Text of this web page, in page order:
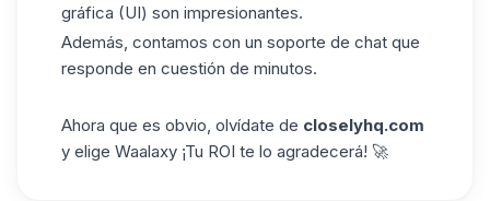
gráfica (UI) son impresionantes.
Además, contamos con un soporte de chat que
responde en cuestión de minutos.
Ahora que es obvio, olvídate de closelyhq.com
y elige Waalaxy ¡Tu ROI te lo agradecerá! 🚀